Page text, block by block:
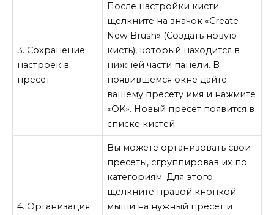
3. Сохранение
настроек в
пресет
После настройки кисти
щелкните на значок «Create
New Brush» (Создать новую
кисть), который находится в
нижней части панели. В
появившемся окне дайте
вашему пресету имя и нажмите
«OK». Новый пресет появится в
списке кистей.
4. Организация
Вы можете организовать свои
пресеты, сгруппировав их по
категориям. Для этого
щелкните правой кнопкой
мыши на нужный пресет и